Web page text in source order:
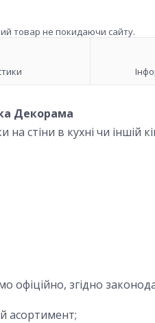
товар не покидаючи сайту.
Декорама
стіни в кухні чи іншій
офіційно, згідно
асортимент;